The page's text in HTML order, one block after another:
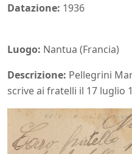
Datazione: 1936
Luogo: Nantua (Francia)
Descrizione: Pellegrini
scrive ai fratelli il 17 luglio